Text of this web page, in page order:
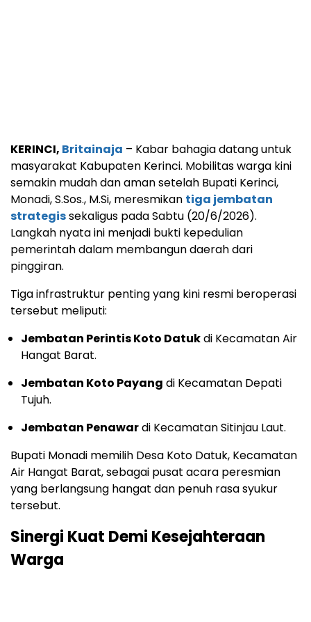
KERINCI, Britainaja – Kabar bahagia datang untuk
masyarakat Kabupaten Kerinci. Mobilitas warga kini
semakin mudah dan aman setelah Bupati Kerinci,
Monadi, S.Sos., M.Si, meresmikan tiga jembatan
strategissekaligus pada Sabtu (20/6/2026).
Langkah nyata ini menjadi bukti kepedulian
pemerintah dalam membangun daerah dari
pinggiran.
Tiga infrastruktur penting yang kini resmi beroperasi
tersebut meliputi:
Jembatan Perintis Koto Datukdi Kecamatan Air
Hangat Barat.
Jembatan Koto Payang di Kecamatan Depati
Tujuh.
Jembatan Penawardi Kecamatan Sitinjau Laut.
Bupati Monadi memilih Desa Koto Datuk, Kecamatan
Air Hangat Barat, sebagai pusat acara peresmian
yang berlangsung hangat dan penuh rasa syukur
tersebut.
Sinergi Kuat Demi Kesejahteraan
Warga